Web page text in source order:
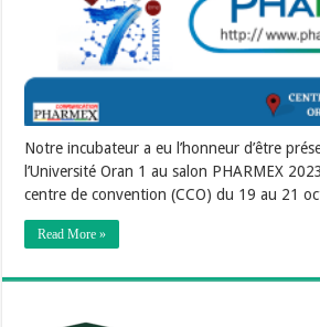
Notre incubateur a eu l’honneur d’être
l’Université Oran 1 au salon PHARMEX
centre de convention (CCO) du 19 au 21
Read More »